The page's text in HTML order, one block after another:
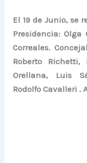
El 19 de Junio, se
Presidencia:
Correales.
Roberto Richetti,
Orellana, Luis
Rodolfo Cavalleri .